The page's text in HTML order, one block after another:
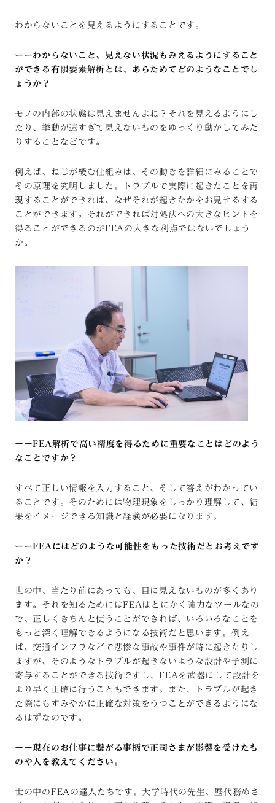
わからないことを見えるようにすることです。
ーーわからないこと、見えない状況もみえるようにすること
ができる有限要素解析とは、あらためてどのようなことでし
ょうか？
モノの内部の状態は見えませんよね？それを見えるようにし
たり、挙動が速すぎて見えないものをゆっくり動かしてみた
りすることなどです。
例えば、ねじが緩む仕組みは、その動きを詳細にみることで
その原理を究明しました。トラブルで実際に起きたことを再
現することができれば、なぜそれが起きたかをお見せるする
ことができます。それができれば対処法への大きなヒントを
得ることができるのがFEAの大きな利点ではないでしょう
か。
ーーFEA解析で高い精度を得るために重要なことはどのよう
なことですか？
すべて正しい情報を入力すること、そして答えがわかってい
ることです。そのためには物理現象をしっかり理解して、結
果をイメージできる知識と経験が必要になります。
ーーFEAにはどのような可能性をもった技術だとお考えです
か？
世の中、当たり前にあっても、目に見えないものが多くあり
ます。それを知るためにはFEAはとにかく強力なツールなの
で、正しくきちんと使うことができれば、いろいろなことを
もっと深く理解できるようになる技術だと思います。例え
ば、交通インフラなどで悲惨な事故や事件が時に起きたりし
ますが、そのようなトラブルが起きないような設計や予測に
寄与することができる技術ですし、FEAを武器にして設計を
より早く正確に行うこともできます。また、トラブルが起き
た際にもすみやかに正確な対策をうつことができるようにな
るはずなのです。
ーー現在のお仕事に繋がる事柄で正司さまが影響を受けたも
のや人を教えてください。
世の中のFEAの達人たちです。大学時代の先生、歴代務めさ